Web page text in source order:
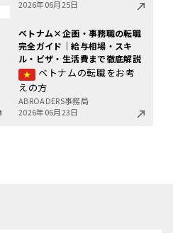
2026年06月25日
ベトナム×企画・事務職の転職
完全ガイド｜給与相場・スキ
ル・ビザ・生活費まで徹底解説
ベトナムの転職をお考
えの方
ABROADERS事務局
2026年06月23日